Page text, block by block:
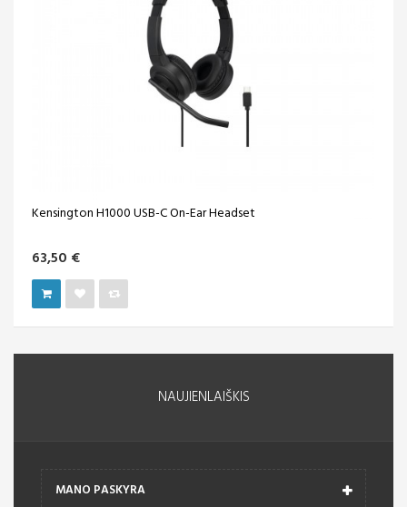
Kensington H1000 USB-C On-Ear Headset
63,50 €
NAUJIENLAIŠKIS
MANO PASKYRA